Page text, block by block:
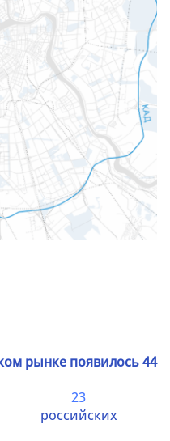
рынке появилось 44
23
российских